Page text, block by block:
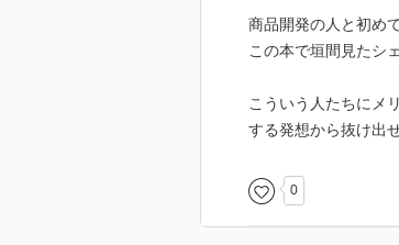
商品開発の人と初め
この本で垣間見たシ
こういう人たちにメ
する発想から抜け出
0